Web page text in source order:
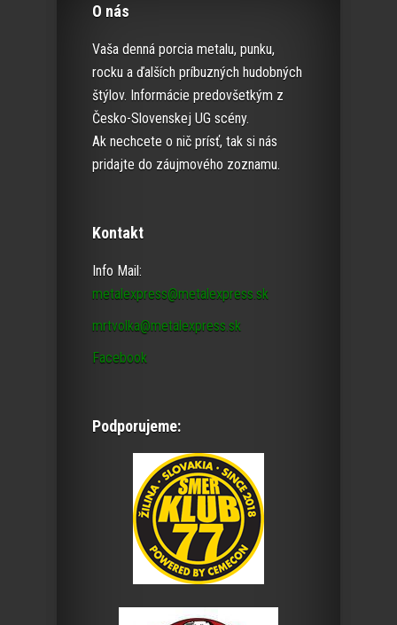
O nás
Vaša denná porcia metalu, punku,
rocku a ďalších príbuzných hudobných
štýlov. Informácie predovšetkým z
Česko-Slovenskej UG scény.
Ak nechcete o nič prísť, tak si nás
pridajte do záujmového zoznamu.
Kontakt
Info Mail:
metalexpress@metalexpress.sk
mrtvolka@metalexpress.sk
Facebook
Podporujeme: